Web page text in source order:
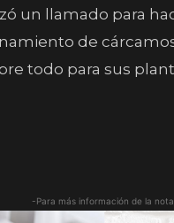
un llamado para
de
todo para sus
-Para más información de la